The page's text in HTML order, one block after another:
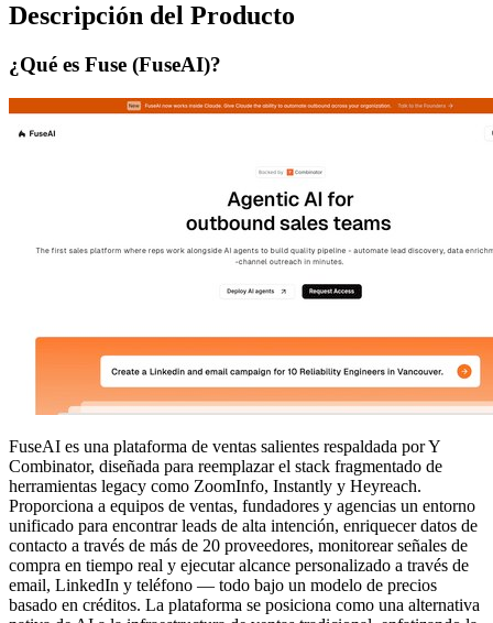
Descripción del Producto
¿Qué es Fuse (FuseAI)?
FuseAI es una plataforma de ventas salientes respaldada por Y
Combinator, diseñada para reemplazar el stack fragmentado de
herramientas legacy como ZoomInfo, Instantly y Heyreach.
Proporciona a equipos de ventas, fundadores y agencias un entorno
unificado para encontrar leads de alta intención, enriquecer datos de
contacto a través de más de 20 proveedores, monitorear señales de
compra en tiempo real y ejecutar alcance personalizado a través de
email, LinkedIn y teléfono — todo bajo un modelo de precios
basado en créditos. La plataforma se posiciona como una alternativa